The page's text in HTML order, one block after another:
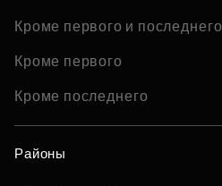
Кроме первого и последнего
Кроме первого
Кроме последнего
Районы